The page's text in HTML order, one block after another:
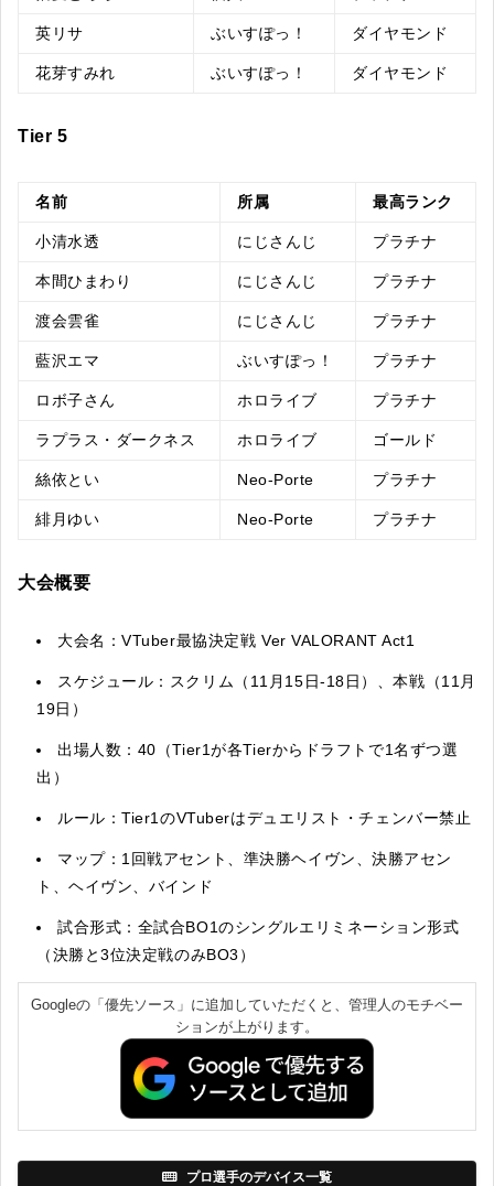
英リサ ぶいすぽっ！ ダイヤモンド
花芽すみれ ぶいすぽっ！ ダイヤモンド
Tier 5
名前 所属 最高ランク
小清水透 にじさんじ プラチナ
本間ひまわり にじさんじ プラチナ
渡会雲雀 にじさんじ プラチナ
藍沢エマ ぶいすぽっ！ プラチナ
ロボ子さん ホロライブ プラチナ
ラプラス・ダークネス ホロライブ ゴールド
絲依とい Neo-Porte プラチナ
緋月ゆい Neo-Porte プラチナ
大会概要
大会名：VTuber最協決定戦 Ver VALORANT Act1
スケジュール：スクリム（11月15日-18日）、本戦（11月
19日）
出場人数：40（Tier1が各Tierからドラフトで1名ずつ選
出）
ルール：Tier1のVTuberはデュエリスト・チェンバー禁止
マップ： 1回戦アセント、 準決勝ヘイヴン、決勝アセン
ト、ヘイヴン、バインド
試合形式：全試合BO1のシングルエリミネーション形式
（決勝と3位決定戦のみBO3）
Googleの「優先ソース」に追加していただくと、管理人のモチベー
ションが上がります。
プロ選手のデバイス一覧